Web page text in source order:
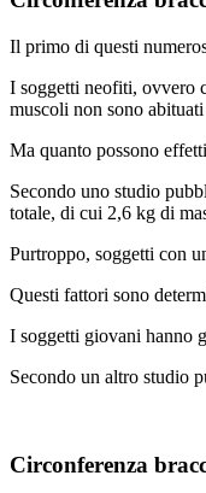
Il primo di questi
I soggetti neofiti, ovvero
muscoli non sono
Ma quanto possono
Secondo uno studio
totale, di cui 2,6 kg di
Purtroppo, soggetti con
Questi fattori sono
I soggetti giovani hanno
Secondo un altro studio
Circonferenza